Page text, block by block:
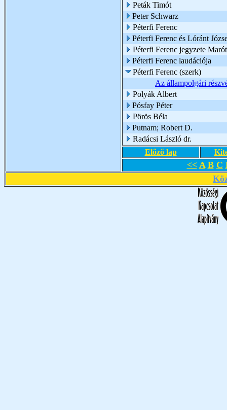
Peták Timót
Peter Schwarz
Péterfi Ferenc
Péterfi Ferenc és Lóránt
Péterfi Ferenc jegyzete
Péterfi Ferenc laudációja
Péterfi Ferenc (szerk)
Az állampolgári
Polyák Albert
Pósfay Péter
Pörös Béla
Putnam; Robert D.
Radácsi László dr.
Előző lap
<< A B C